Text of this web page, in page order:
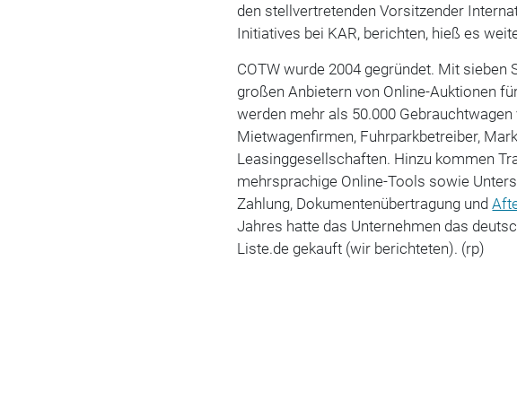
den stellvertretenden Vorsitzender
Initiatives bei KAR, berichten, hieß es
COTW wurde 2004 gegründet. Mit sieben
großen Anbietern von Online-Auktionen
werden mehr als 50.000
Mietwagenfirmen, Fuhrparkbetreiber,
Leasinggesellschaften. Hinzu kommen
mehrsprachige Online-Tools sowie
Zahlung, Dokumentenübertragung und
Jahres hatte das Unternehmen das
Liste.de gekauft (wir berichteten). (rp)